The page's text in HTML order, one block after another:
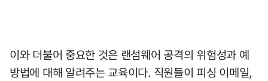
이와 더불어 중요한 것은 랜섬웨어 공격의 위험성과 예
방법에 대해 알려주는 교육이다. 직원들이 피싱 이메일,